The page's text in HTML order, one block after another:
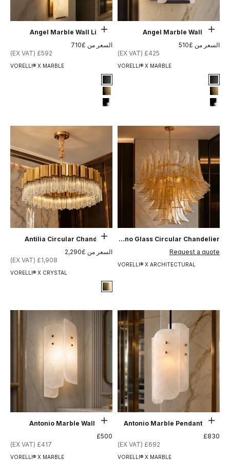
حدِّد الخيارات
VORELLI® X MARBLE
Angel Marble Wall Light
السعر بعد الخصم
السعر من £510
£425 (EX VAT)
#1 Matte Black
#8 Brushed Brass
#12 Chrome
حدِّد الخيارات
VORELLI® X MARBLE
Angel Marble Wall Light II
السعر بعد الخصم
السعر من £710
£592 (EX VAT)
#1 Matte Black
#8 Brushed Brass
#12 Chrome
VORELLI® X ARCHITECTURAL
Annetta Selle Murano Glass Circular Chandelier
السعر بعد الخصم
Request a quote
حدِّد الخيارات
VORELLI® X CRYSTAL
Antilia Circular Chandelier
السعر بعد الخصم
السعر من £2,290
£1,908 (EX VAT)
Signature Finish
13-brushed-titanium-gold
حدِّد الخيارات
VORELLI® X MARBLE
Antonio Marble Pendant Light
السعر بعد الخصم
£830
£692 (EX VAT)
حدِّد الخيارات
VORELLI® X MARBLE
Antonio Marble Wall Light
السعر بعد الخصم
£500
£417 (EX VAT)